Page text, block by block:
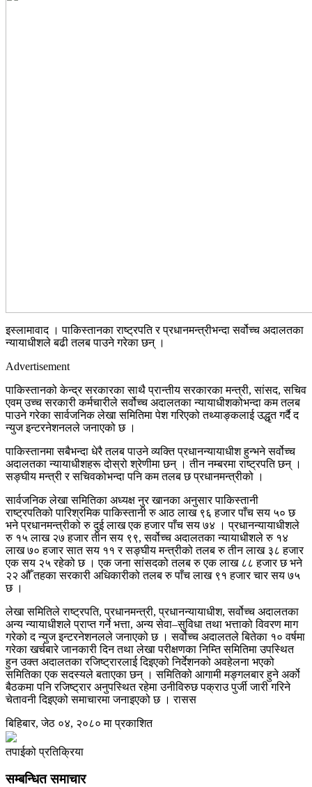
इस्लामावाद । पाकिस्तानका राष्ट्रपति र प्रधानमन्त्रीभन्दा सर्वोच्च अदालतका
न्यायाधीशले बढी तलब पाउने गरेका छन् ।
Advertisement
पाकिस्तानको केन्द्र सरकारका साथै प्रान्तीय सरकारका मन्त्री, सांसद, सचिव
एवम् उच्च सरकारी कर्मचारीले सर्वोच्च अदालतका न्यायाधीशकोभन्दा कम तलब
पाउने गरेका सार्वजनिक लेखा समितिमा पेश गरिएको तथ्याङ्कलाई उद्धृत गर्दै द
न्युज इन्टरनेशनलले जनाएको छ ।
पाकिस्तानमा सबैभन्दा धेरै तलब पाउने व्यक्ति प्रधानन्यायाधीश हुन्भने सर्वोच्च
अदालतका न्यायाधीशहरू दोस्रो श्रेणीमा छन् । तीन नम्बरमा राष्ट्रपति छन् ।
सङ्घीय मन्त्री र सचिवकोभन्दा पनि कम तलब छ प्रधानमन्त्रीको ।
सार्वजनिक लेखा समितिका अध्यक्ष नुर खानका अनुसार पाकिस्तानी
राष्ट्रपतिको पारिश्रमिक पाकिस्तानी रु आठ लाख ९६ हजार पाँच सय ५० छ
भने प्रधानमन्त्रीको रु दुई लाख एक हजार पाँच सय ७४ । प्रधानन्यायाधीशले
रु १५ लाख २७ हजार तीन सय ९९, सर्वोच्च अदालतका न्यायाधीशले रु १४
लाख ७० हजार सात सय ११ र सङ्घीय मन्त्रीको तलब रु तीन लाख ३८ हजार
एक सय २५ रहेको छ । एक जना सांसदको तलब रु एक लाख ८८ हजार छ भने
२२ औँ तहका सरकारी अधिकारीको तलब रु पाँच लाख ९१ हजार चार सय ७५
छ ।
लेखा समितिले राष्ट्रपति, प्रधानमन्त्री, प्रधानन्यायाधीश, सर्वोच्च अदालतका
अन्य न्यायाधीशले प्राप्त गर्ने भत्ता, अन्य सेवा–सुविधा तथा भत्ताको विवरण माग
गरेको द न्युज इन्टरनेशनलले जनाएको छ । सर्वोच्च अदालतले बितेका १० वर्षमा
गरेका खर्चबारे जानकारी दिन तथा लेखा परीक्षणका निम्ति समितिमा उपस्थित
हुन उक्त अदालतका रजिष्ट्रारलाई दिइएको निर्देशनको अवहेलना भएको
समितिका एक सदस्यले बताएका छन् । समितिको आगामी मङ्गलबार हुने अर्को
बैठकमा पनि रजिष्ट्रार अनुपस्थित रहेमा उनीविरुछ पक्राउ पुर्जी जारी गरिने
चेतावनी दिइएको समाचारमा जनाइएको छ । रासस
बिहिबार, जेठ ०४, २०८० मा प्रकाशित
तपाईको प्रतिक्रिया
सम्बन्धित समाचार